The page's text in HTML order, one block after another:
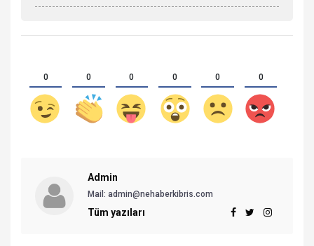
0 0 0 0 0 0
Admin
Mail: admin@nehaberkibris.com
Tüm yazıları